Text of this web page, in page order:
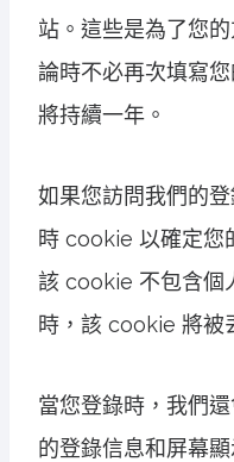
站。這些是為了您
論時不必再次填寫
將持續一年。
如果您訪問我們的
時 cookie 以確定您
該 cookie 不包含個
時，該 cookie 將被
當您登錄時，我們
的登錄信息和屏幕